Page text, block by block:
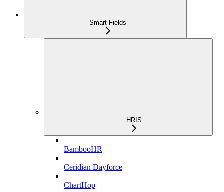
Smart Fields
HRIS
BambooHR
Ceridian Dayforce
ChartHop